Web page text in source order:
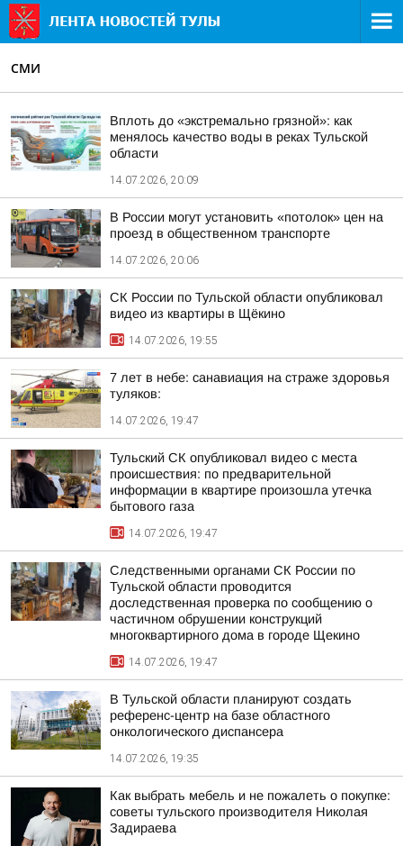
СМИ
Вплоть до «экстремально грязной»: как
менялось качество воды в реках Тульской
области
14.07.2026, 20:09
В России могут установить «потолок» цен на
проезд в общественном транспорте
14.07.2026, 20:06
СК России по Тульской области опубликовал
видео из квартиры в Щёкино
14.07.2026, 19:55
7 лет в небе: санавиация на страже здоровья
туляков:
14.07.2026, 19:47
Тульский СК опубликовал видео с места
происшествия: по предварительной
информации в квартире произошла утечка
бытового газа
14.07.2026, 19:47
Следственными органами СК России по
Тульской области проводится
доследственная проверка по сообщению о
частичном обрушении конструкций
многоквартирного дома в городе Щекино
14.07.2026, 19:47
В Тульской области планируют создать
референс-центр на базе областного
онкологического диспансера
14.07.2026, 19:35
Как выбрать мебель и не пожалеть о покупке:
советы тульского производителя Николая
Задираева